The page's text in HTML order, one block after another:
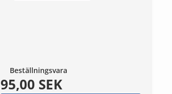
Beställningsvara
95,00 SEK